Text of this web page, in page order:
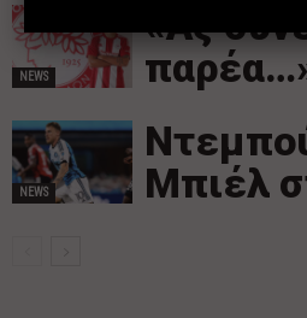
NEWS
«Ας
NEWS
Μπιέλ